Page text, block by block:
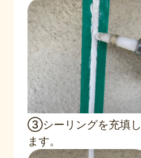
③シーリングを充填し
ます。